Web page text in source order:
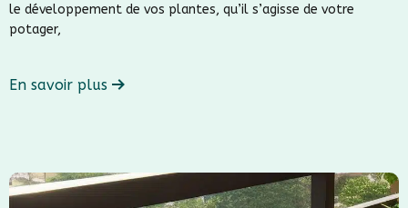
le développement de vos plantes, qu’il s’agisse de votre
potager,
En savoir plus